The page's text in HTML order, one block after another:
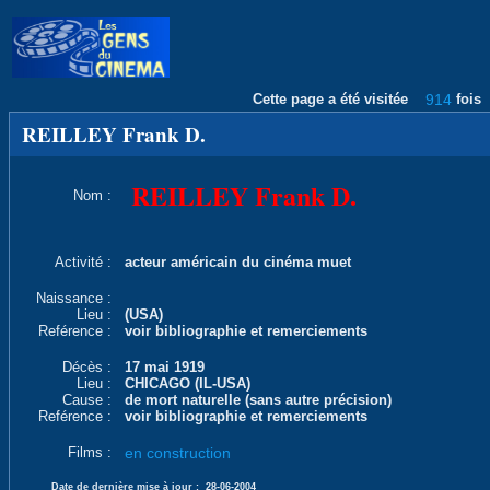
Cette page a été visitée 914 fois
REILLEY Frank D.
Nom : REILLEY Frank D.
Activité : acteur américain du cinéma muet
Naissance :
Lieu :
(USA)
Reférence :
voir bibliographie et remerciements
Décès :
17 mai 1919
Lieu :
CHICAGO (IL-USA)
Cause :
de mort naturelle (sans autre précision)
Reférence :
voir bibliographie et remerciements
Films : en construction
Date de dernière mise à jour : 28-06-2004